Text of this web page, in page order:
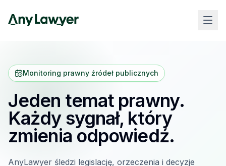
Monitoring prawny źródeł publicznych
Jeden temat prawny.
Każdy sygnał, który
zmienia odpowiedź.
AnyLawyer śledzi legislację, orzeczenia i decyzje